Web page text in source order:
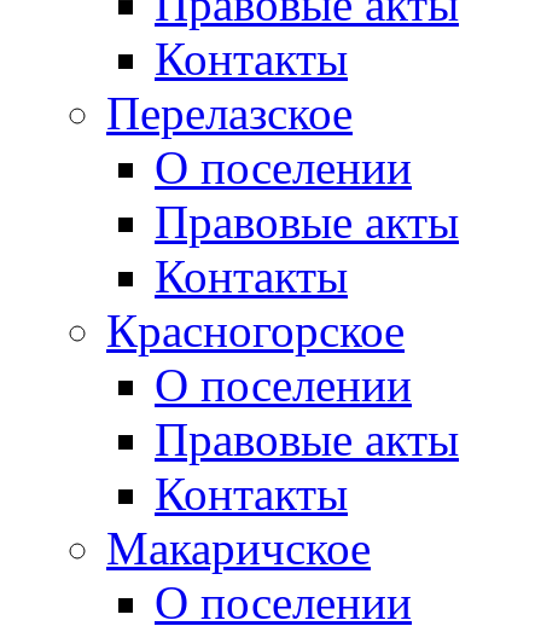
Контакты
Перелазское
О поселении
Правовые акты
Контакты
Красногорское
О поселении
Правовые акты
Контакты
Макаричское
О поселении